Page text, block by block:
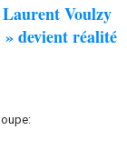
Voulzy
devient réalité